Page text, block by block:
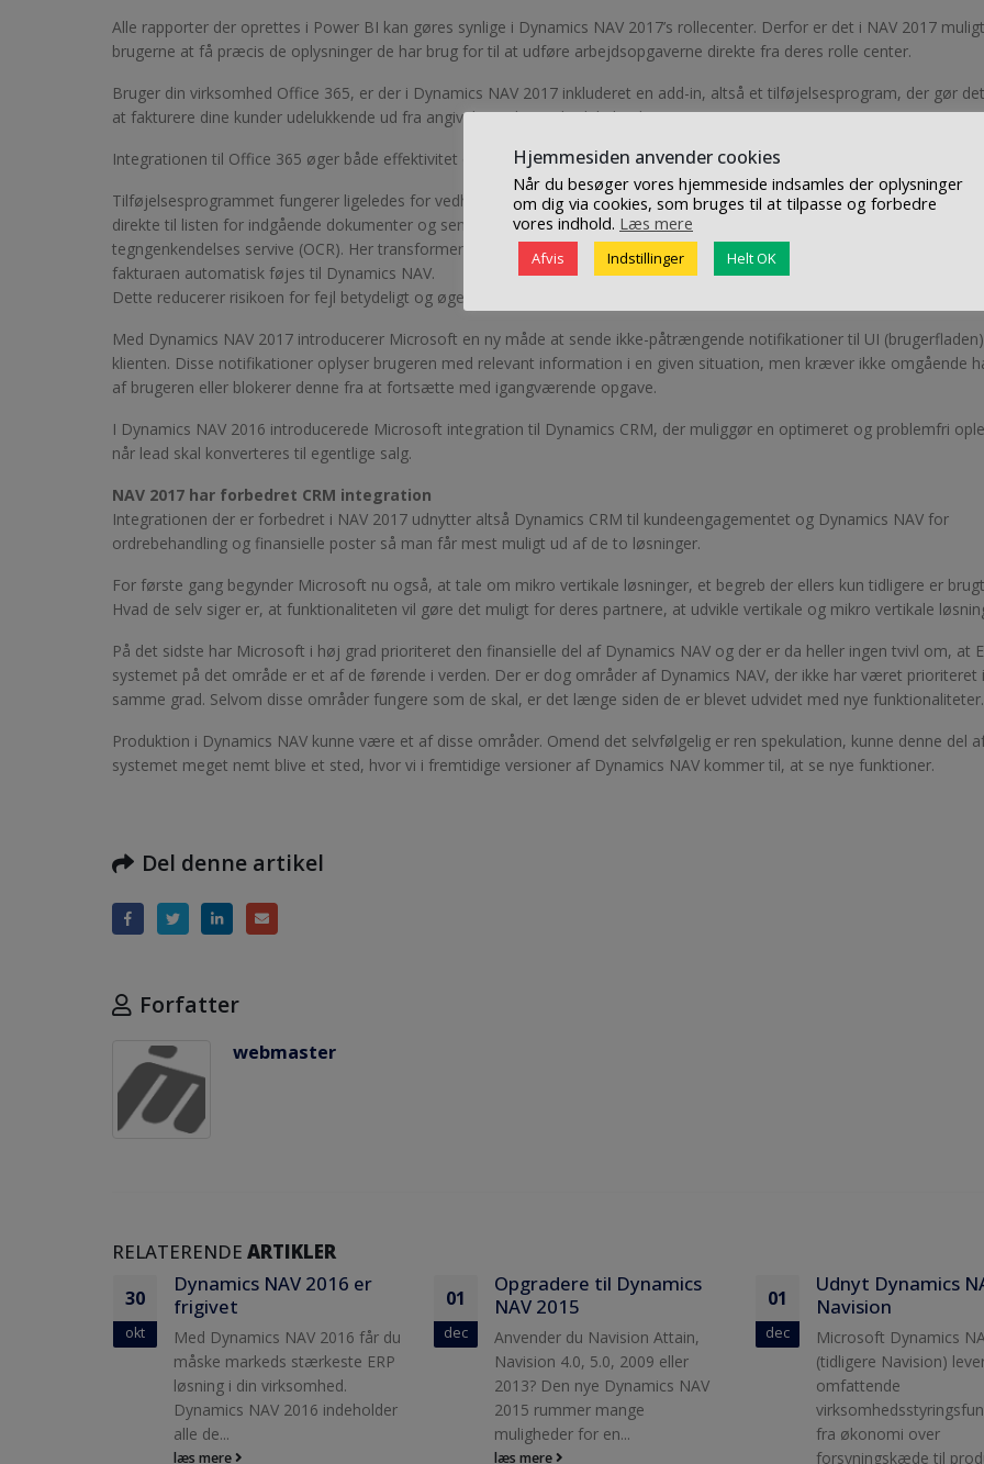
Alle rapporter der oprettes i Power BI kan gøres synlige i Dynamics NAV 2017’s rollecenter. Derfor er det i NAV 2017
brugerne at få præcis de oplysninger de har brug for til at udføre arbejdsopgaverne direkte fra deres rolle center.
Bruger din virksomhed Office 365, er der i Dynamics NAV 2017 inkluderet en add-in, altså et tilføjelsesprogram, der gør
at fakturere dine kunder udelukkende ud fra angivelser i din Outlook kalender.
Integrationen til Office 365 øger både effektivitet og minimere risikoen for fejl
Tilføjelsesprogrammet fungerer ligeledes for vedhæftede filer i mails. Det betyder du, at du kan sende vedhæftede filer
direkte til listen for indgående dokumenter og sende de vedhæftede dokumenter, eksempelvis PDF-filer, til en optisk
tegngenkendelses servive (OCR). Her transformeres dokumenterne til et digitalt og læsbart format hvorefter oplysningerne i
fakturaen automatisk føjes til Dynamics NAV.
Dette reducerer risikoen for fejl betydeligt og øger dermed produktiviteten.
Med Dynamics NAV 2017 introducerer Microsoft en ny måde at sende ikke-påtrængende notifikationer til UI
klienten. Disse notifikationer oplyser brugeren med relevant information i en given situation, men kræver ikke omgående
af brugeren eller blokerer denne fra at fortsætte med igangværende opgave.
I Dynamics NAV 2016 introducerede Microsoft integration til Dynamics CRM, der muliggør en optimeret og problemfri
når lead skal konverteres til egentlige salg.
NAV 2017 har forbedret CRM integration
Integrationen der er forbedret i NAV 2017 udnytter altså Dynamics CRM til kundeengagementet og Dynamics NAV for
ordrebehandling og finansielle poster så man får mest muligt ud af de to løsninger.
For første gang begynder Microsoft nu også, at tale om mikro vertikale løsninger, et begreb der ellers kun tidligere er
Hvad de selv siger er, at funktionaliteten vil gøre det muligt for deres partnere, at udvikle vertikale og mikro vertikale
På det sidste har Microsoft i høj grad prioriteret den finansielle del af Dynamics NAV og der er da heller ingen tvivl om, at
systemet på det område er et af de førende i verden. Der er dog områder af Dynamics NAV, der ikke har været prioriteret i
samme grad. Selvom disse områder fungere som de skal, er det længe siden de er blevet udvidet med nye funktionaliteter.
Produktion i Dynamics NAV kunne være et af disse områder. Omend det selvfølgelig er ren spekulation, kunne denne del
systemet meget nemt blive et sted, hvor vi i fremtidige versioner af Dynamics NAV kommer til, at se nye funktioner.
Del denne artikel
Forfatter
webmaster
RELATERENDE ARTIKLER
01
dec
Opgradere til Dynamics
NAV 2015
Anvender du Navision Attain,
Navision 4.0, 5.0, 2009 eller
2013? Den nye Dynamics NAV
2015 rummer mange
muligheder for en...
læs mere
01
dec
Udnyt Dynamics NAV /
Navision
Microsoft Dynamics NAV
(tidligere Navision) leverer
omfattende
virksomhedsstyringsfunktionalitet,
fra økonomi over
forsyningskæde til produktion
30
okt
Dynamics NAV
frigivet
Med Dynamics NAV
måske markeds
løsning i din virksomhed.
Dynamics NAV 2016
alle de...
læs mere
Hjemmesiden anvender cookies
Når du besøger vores hjemmeside indsamles der oplysninger
om dig via cookies, som bruges til at tilpasse og forbedre
vores indhold. Læs mere
Afvis Indstillinger Helt OK